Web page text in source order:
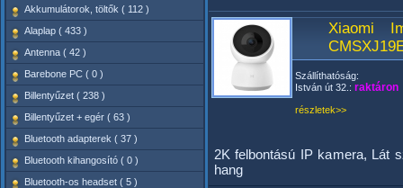
Akkumulátorok, töltők ( 112 )
Alaplap ( 433 )
Antenna ( 42 )
Barebone PC ( 0 )
Billentyűzet ( 238 )
Billentyűzet + egér ( 63 )
Bluetooth adapterek ( 37 )
Bluetooth kihangosító ( 0 )
Bluetooth-os headset ( 5 )
Xiaomi
Szállíthatóság:
István út 32.: raktáron
részletek>>
2K felbontású IP kamera, Lát
hang